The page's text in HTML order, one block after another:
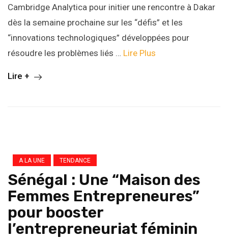
Cambridge Analytica pour initier une rencontre à Dakar
dès la semaine prochaine sur les “défis” et les
“innovations technologiques” développées pour
résoudre les problèmes liés … Lire Plus
Lire +
A LA UNE TENDANCE
Sénégal : Une “Maison des
Femmes Entrepreneures”
pour booster
l’entrepreneuriat féminin